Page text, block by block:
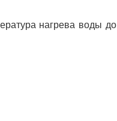
нагрева воды до